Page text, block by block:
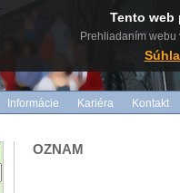
Informácie Kariéra Kontakt
OZNAM
Tento web
Prehliadaním